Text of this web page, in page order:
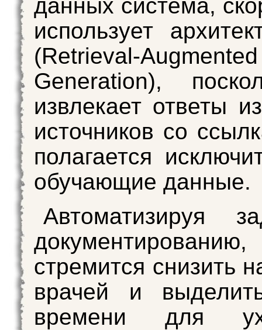
данных система,
использует
(Retrieval-Augmented
Generation),
извлекает ответы
источников со
полагается
обучающие данные.
Автоматизируя
стремится снизить
врачей и
времени для